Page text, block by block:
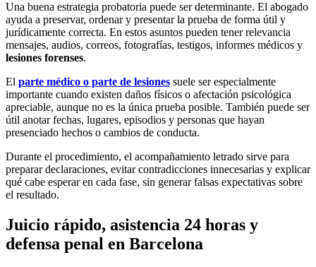
Una buena estrategia probatoria puede ser determinante. El abogado
ayuda a preservar, ordenar y presentar la prueba de forma útil y
jurídicamente correcta. En estos asuntos pueden tener relevancia
mensajes, audios, correos, fotografías, testigos, informes médicos y
lesiones forenses.
El parte médico o parte de lesiones suele ser especialmente
importante cuando existen daños físicos o afectación psicológica
apreciable, aunque no es la única prueba posible. También puede ser
útil anotar fechas, lugares, episodios y personas que hayan
presenciado hechos o cambios de conducta.
Durante el procedimiento, el acompañamiento letrado sirve para
preparar declaraciones, evitar contradicciones innecesarias y explicar
qué cabe esperar en cada fase, sin generar falsas expectativas sobre
el resultado.
Juicio rápido, asistencia 24 horas y
defensa penal en Barcelona